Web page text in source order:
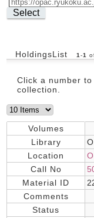
Select
HoldingsList 1 -1
Click a number
collection.
Volumes
Library
Location
Call No
Material ID
Comments
Status